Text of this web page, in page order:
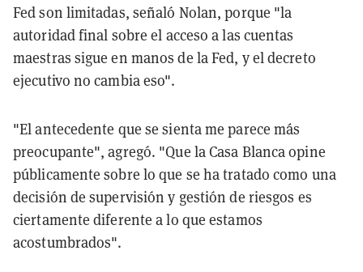
Fed son limitadas, señaló Nolan, porque "la
autoridad final sobre el acceso a las cuentas
maestras sigue en manos de la Fed, y el decreto
ejecutivo no cambia eso".
"El antecedente que se sienta me parece más
preocupante", agregó. "Que la Casa Blanca opine
públicamente sobre lo que se ha tratado como una
decisión de supervisión y gestión de riesgos es
ciertamente diferente a lo que estamos
acostumbrados".